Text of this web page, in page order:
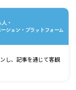
し、記事を通じて客観